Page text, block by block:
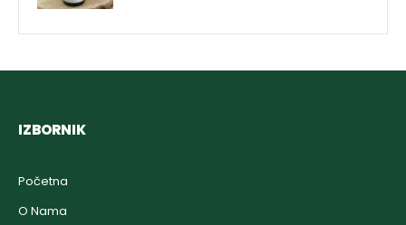
IZBORNIK
Početna
O Nama